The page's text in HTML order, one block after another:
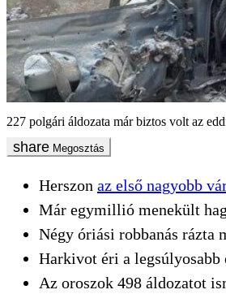
227 polgári áldozata már biztos volt az
Megosztás
Herszon az első nagyobb
Már egymillió menekült
Négy óriási robbanás rázta
Harkivot éri a legsúlyosabb
Az oroszok 498 áldozatot